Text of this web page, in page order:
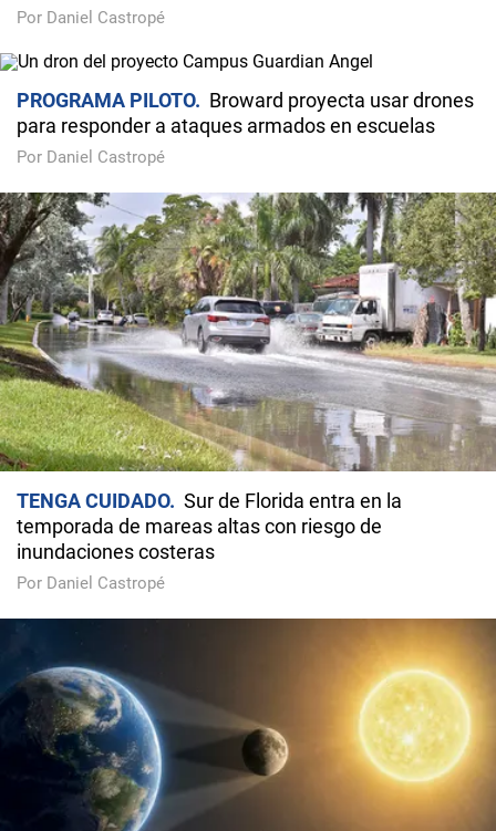
Por Daniel Castropé
PROGRAMA PILOTO
Broward proyecta usar drones
para responder a ataques armados en escuelas
Por Daniel Castropé
TENGA CUIDADO
Sur de Florida entra en la
temporada de mareas altas con riesgo de
inundaciones costeras
Por Daniel Castropé